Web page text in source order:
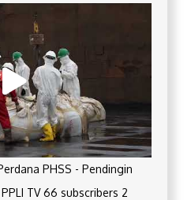
PHSS - Pendingin
TV 66 subscribers 2